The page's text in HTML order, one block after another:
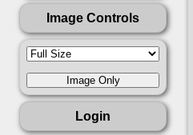
Image Controls
Login